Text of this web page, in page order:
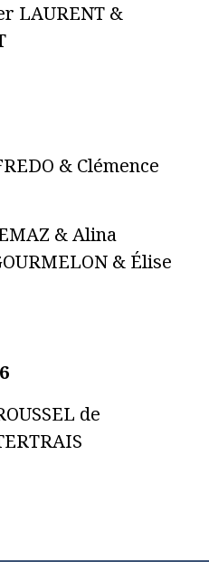
LAURENT &
& Clémence
& Alina
& Élise
de